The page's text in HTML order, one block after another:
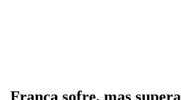
França sofre, mas